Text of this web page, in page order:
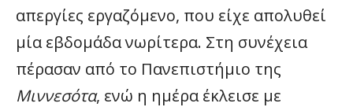
απεργίες εργαζόμενο, που είχε απολυθεί
μία εβδομάδα νωρίτερα. Στη συνέχεια
πέρασαν από το Πανεπιστήμιο της
Μιννεσότα, ενώ η ημέρα έκλεισε με